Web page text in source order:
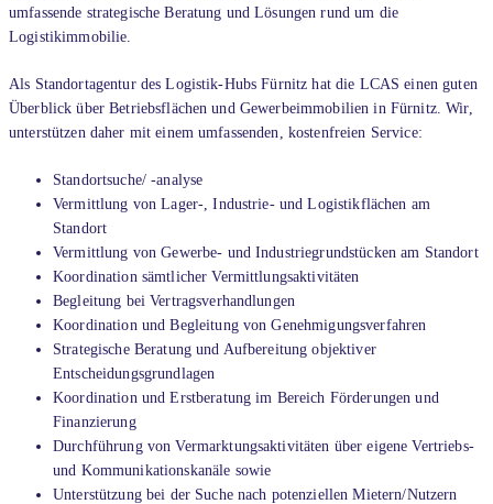
umfassende strategische Beratung und Lösungen rund um die
Logistikimmobilie.
Als Standortagentur des Logistik-Hubs Fürnitz hat die LCAS einen guten
Überblick über Betriebsflächen und Gewerbeimmobilien in Fürnitz. Wir,
unterstützen daher mit einem umfassenden, kostenfreien Service:
Standortsuche/ -analyse
Vermittlung von Lager-, Industrie- und Logistikflächen am
Standort
Vermittlung von Gewerbe- und Industriegrundstücken am Standort
Koordination sämtlicher Vermittlungsaktivitäten
Begleitung bei Vertragsverhandlungen
Koordination und Begleitung von Genehmigungsverfahren
Strategische Beratung und Aufbereitung objektiver
Entscheidungsgrundlagen
Koordination und Erstberatung im Bereich Förderungen und
Finanzierung
Durchführung von Vermarktungsaktivitäten über eigene Vertriebs-
und Kommunikationskanäle sowie
Unterstützung bei der Suche nach potenziellen Mietern/Nutzern